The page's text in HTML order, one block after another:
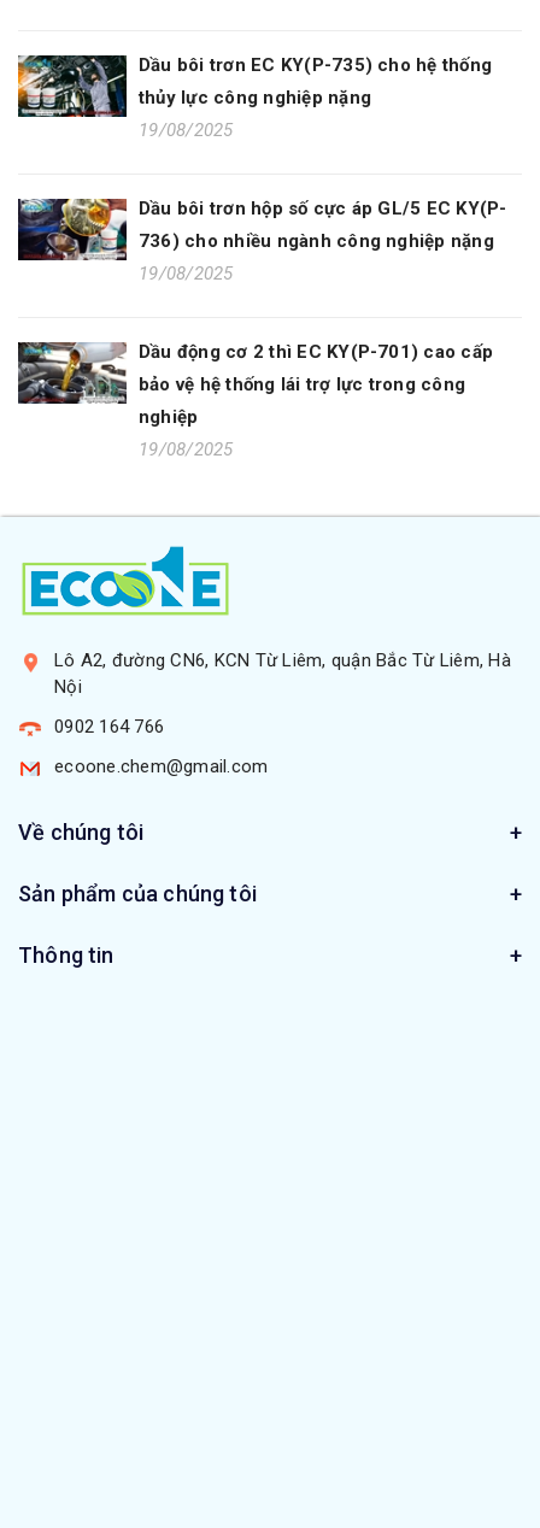
Dầu bôi trơn EC KY(P-735) cho hệ thống
thủy lực công nghiệp nặng
19/08/2025
Dầu bôi trơn hộp số cực áp GL/5 EC KY(P-
736) cho nhiều ngành công nghiệp nặng
19/08/2025
Dầu động cơ 2 thì EC KY(P-701) cao cấp
bảo vệ hệ thống lái trợ lực trong công
nghiệp
19/08/2025
Lô A2, đường CN6, KCN Từ Liêm, quận Bắc Từ Liêm, Hà
Nội
0902 164 766
ecoone.chem@gmail.com
Về chúng tôi
Sản phẩm của chúng tôi
Thông tin